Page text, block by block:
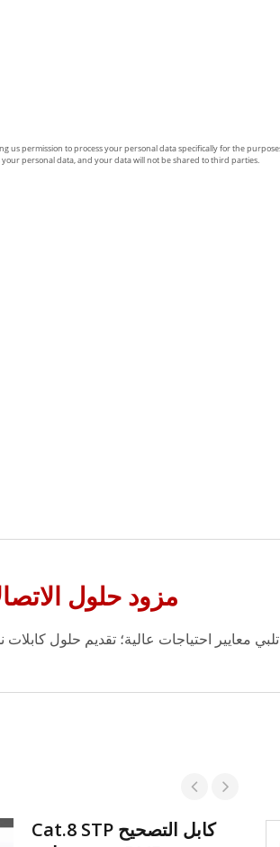
مزود حلول
معايير احتياجات عالية؛ تقديم حلول
كابل التصحيح Cat.8 STP